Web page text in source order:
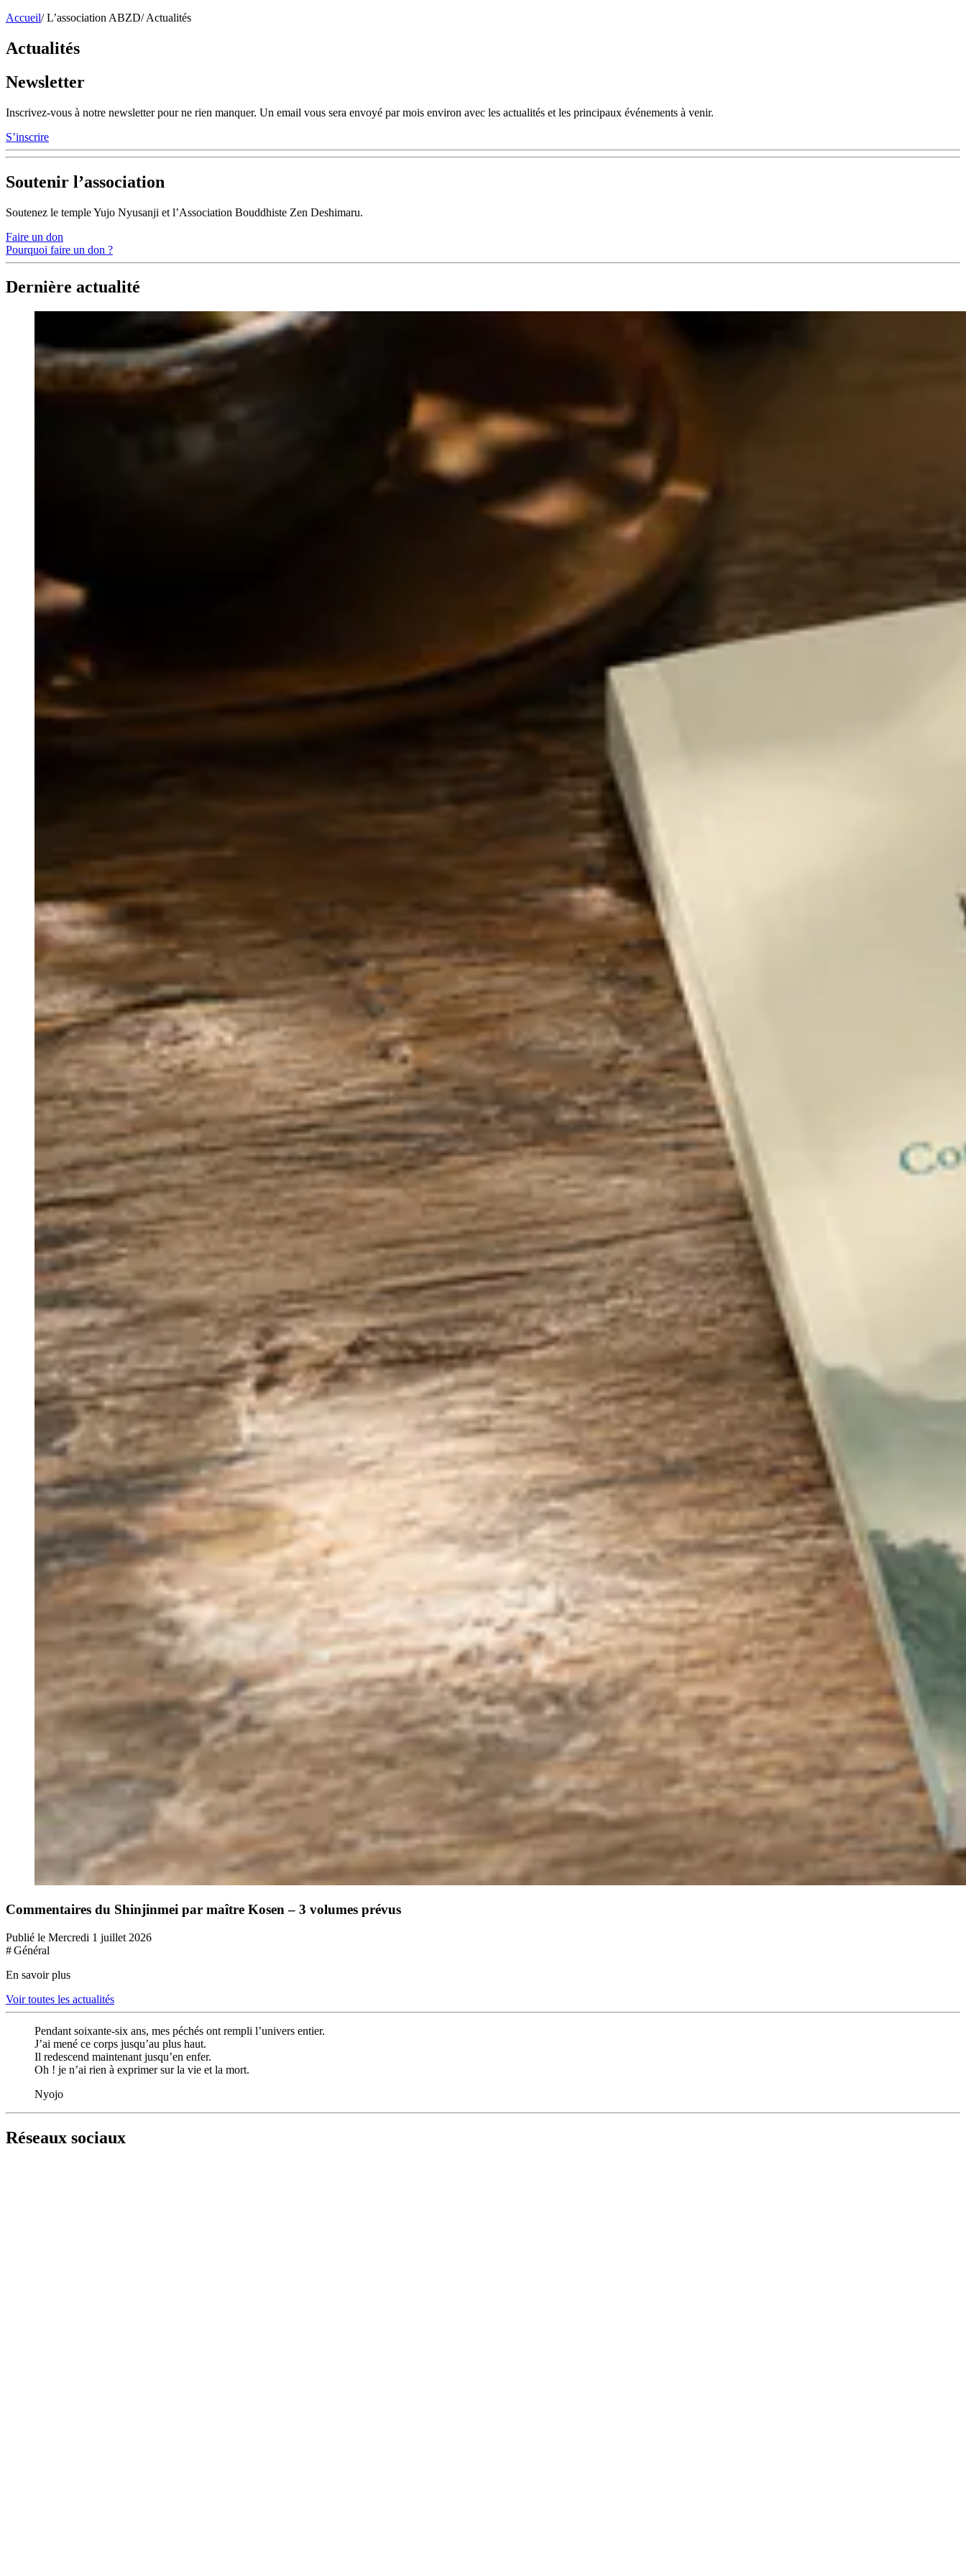
Accueil/ L’association ABZD/ Actualités
Actualités
Newsletter
Inscrivez-vous à notre newsletter pour ne rien manquer. Un email vous sera envoyé par mois environ avec les actualités et les principaux événements à venir.
S’inscrire
Soutenir l’association
Soutenez le temple Yujo Nyusanji et l’Association Bouddhiste Zen Deshimaru.
Faire un don
Pourquoi faire un don ?
Dernière actualité
Commentaires du Shinjinmei par maître Kosen – 3 volumes prévus
Publié le Mercredi 1 juillet 2026
# Général
En savoir plus
Voir toutes les actualités
Pendant soixante-six ans, mes péchés ont rempli l’univers entier.
J’ai mené ce corps jusqu’au plus haut.
Il redescend maintenant jusqu’en enfer.
Oh ! je n’ai rien à exprimer sur la vie et la mort.
Nyojo
Réseaux sociaux